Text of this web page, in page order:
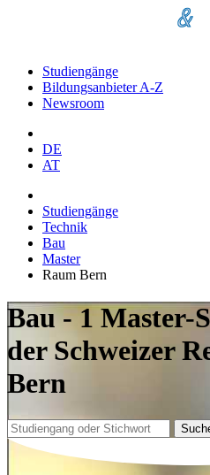
Studiengänge
Bildungsanbieter A-Z
Newsroom
DE
AT
Studiengänge
Technik
Bau
Master
Raum Bern
Bau - 1 Master-
der Schweizer
Bern